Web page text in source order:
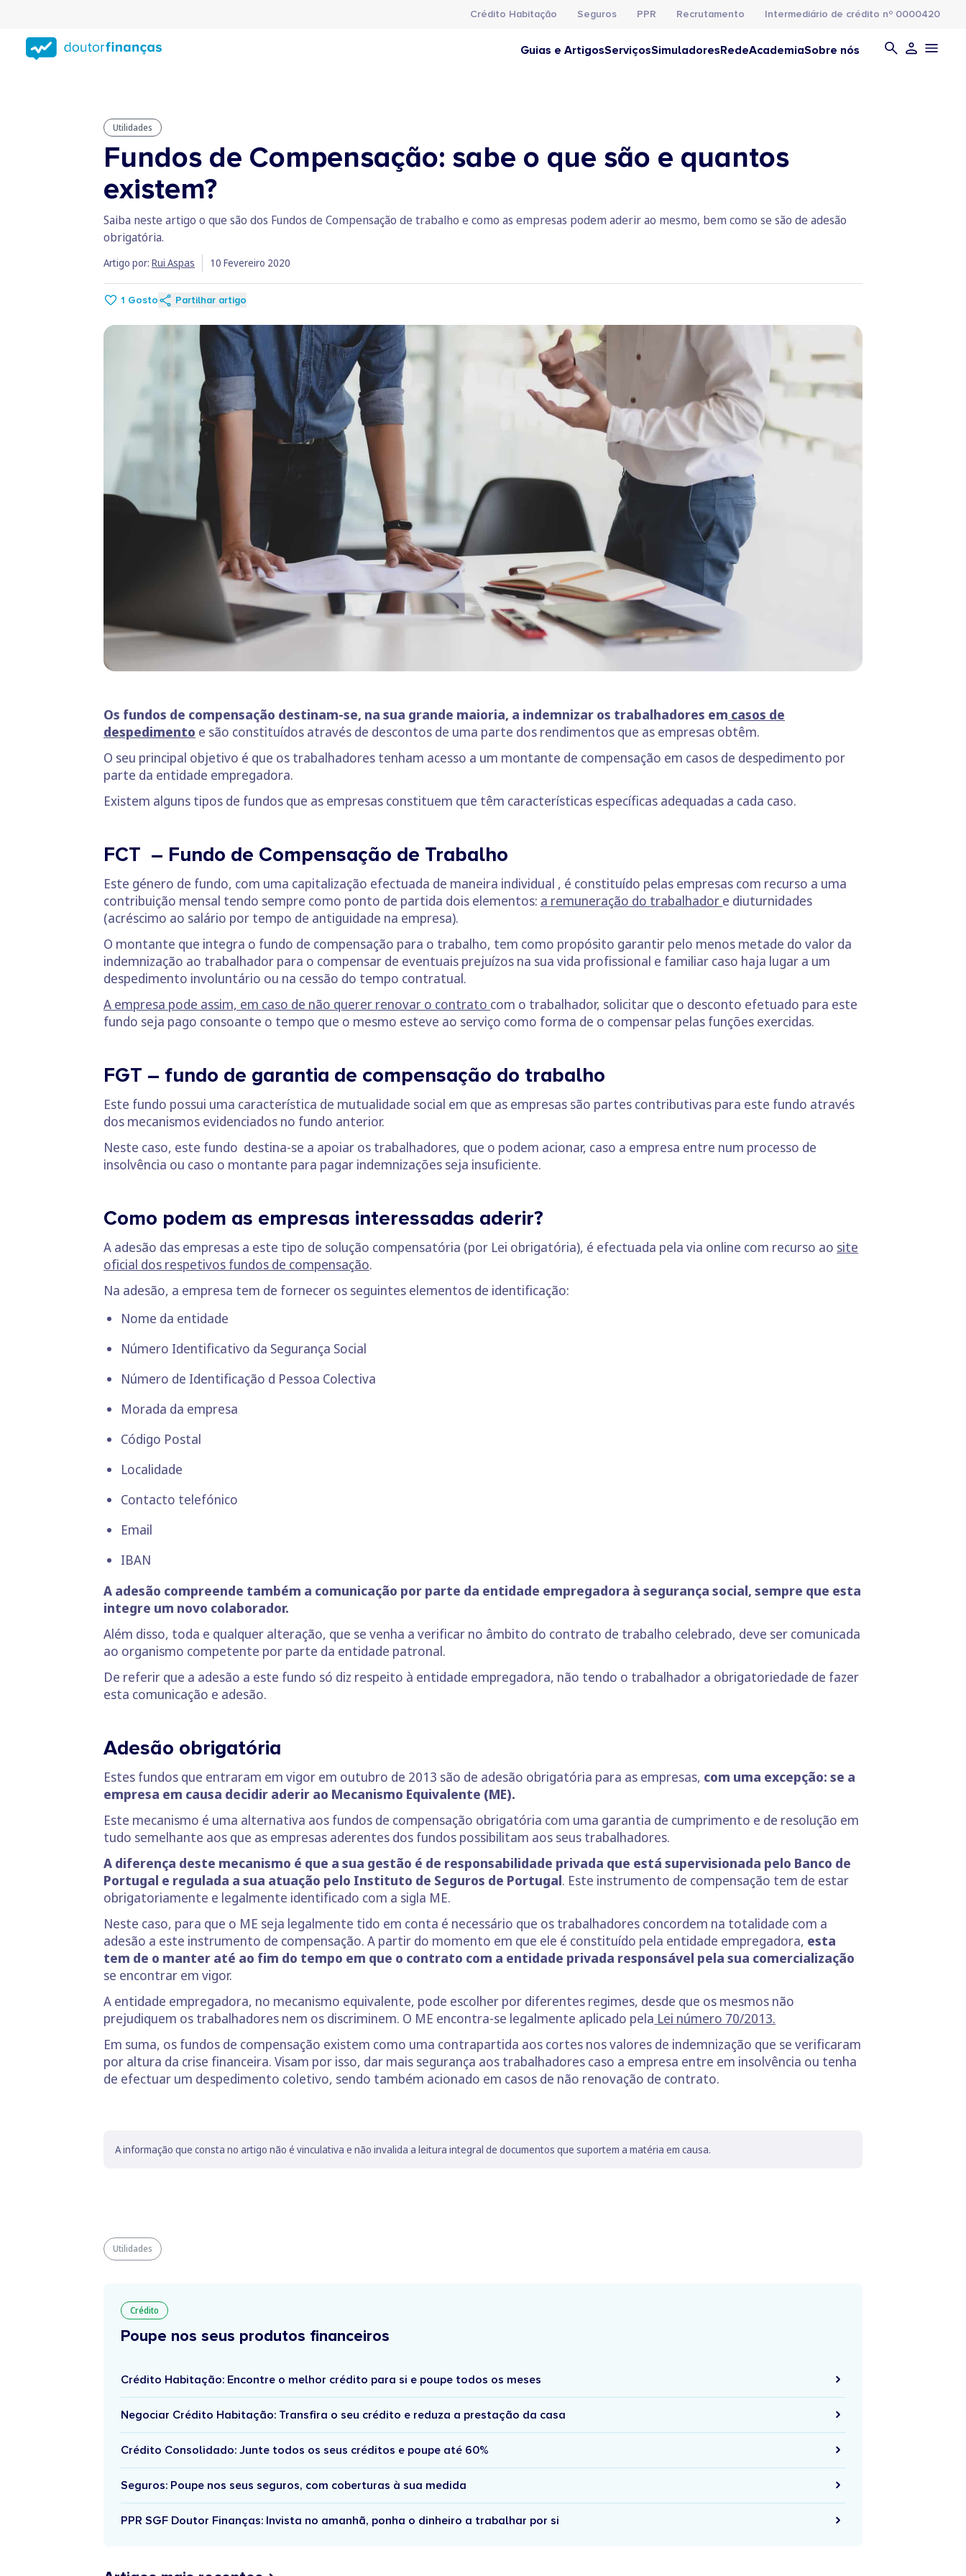
conteúdo
principal
Crédito Habitação Seguros PPR Recrutamento Intermediário de crédito nº 0000420
Guias e ArtigosServiçosSimuladoresRedeAcademiaSobre nós
Utilidades
Fundos de Compensação: sabe o que são e quantos
existem?
Saiba neste artigo o que são dos Fundos de Compensação de trabalho e como as empresas podem aderir ao mesmo, bem como se são de adesão
obrigatória.
Artigo por: Rui Aspas 10 Fevereiro 2020
1 Gosto Partilhar artigo
Os fundos de compensação destinam-se, na sua grande maioria, a indemnizar os trabalhadores em casos de
despedimento e são constituídos através de descontos de uma parte dos rendimentos que as empresas obtêm.
O seu principal objetivo é que os trabalhadores tenham acesso a um montante de compensação em casos de despedimento por
parte da entidade empregadora.
Existem alguns tipos de fundos que as empresas constituem que têm características específicas adequadas a cada caso.
FCT – Fundo de Compensação de Trabalho
Este género de fundo, com uma capitalização efectuada de maneira individual , é constituído pelas empresas com recurso a uma
contribuição mensal tendo sempre como ponto de partida dois elementos: a remuneração do trabalhador e diuturnidades
(acréscimo ao salário por tempo de antiguidade na empresa).
O montante que integra o fundo de compensação para o trabalho, tem como propósito garantir pelo menos metade do valor da
indemnização ao trabalhador para o compensar de eventuais prejuízos na sua vida profissional e familiar caso haja lugar a um
despedimento involuntário ou na cessão do tempo contratual.
A empresa pode assim, em caso de não querer renovar o contrato com o trabalhador, solicitar que o desconto efetuado para este
fundo seja pago consoante o tempo que o mesmo esteve ao serviço como forma de o compensar pelas funções exercidas.
FGT – fundo de garantia de compensação do trabalho
Este fundo possui uma característica de mutualidade social em que as empresas são partes contributivas para este fundo através
dos mecanismos evidenciados no fundo anterior.
Neste caso, este fundo destina-se a apoiar os trabalhadores, que o podem acionar, caso a empresa entre num processo de
insolvência ou caso o montante para pagar indemnizações seja insuficiente.
Como podem as empresas interessadas aderir?
A adesão das empresas a este tipo de solução compensatória (por Lei obrigatória), é efectuada pela via online com recurso ao site
oficial dos respetivos fundos de compensação.
Na adesão, a empresa tem de fornecer os seguintes elementos de identificação:
Nome da entidade
Número Identificativo da Segurança Social
Número de Identificação d Pessoa Colectiva
Morada da empresa
Código Postal
Localidade
Contacto telefónico
Email
IBAN
A adesão compreende também a comunicação por parte da entidade empregadora à segurança social, sempre que esta
integre um novo colaborador.
Além disso, toda e qualquer alteração, que se venha a verificar no âmbito do contrato de trabalho celebrado, deve ser comunicada
ao organismo competente por parte da entidade patronal.
De referir que a adesão a este fundo só diz respeito à entidade empregadora, não tendo o trabalhador a obrigatoriedade de fazer
esta comunicação e adesão.
Adesão obrigatória
Estes fundos que entraram em vigor em outubro de 2013 são de adesão obrigatória para as empresas, com uma excepção: se a
empresa em causa decidir aderir ao Mecanismo Equivalente (ME).
Este mecanismo é uma alternativa aos fundos de compensação obrigatória com uma garantia de cumprimento e de resolução em
tudo semelhante aos que as empresas aderentes dos fundos possibilitam aos seus trabalhadores.
A diferença deste mecanismo é que a sua gestão é de responsabilidade privada que está supervisionada pelo Banco de
Portugal e regulada a sua atuação pelo Instituto de Seguros de Portugal. Este instrumento de compensação tem de estar
obrigatoriamente e legalmente identificado com a sigla ME.
Neste caso, para que o ME seja legalmente tido em conta é necessário que os trabalhadores concordem na totalidade com a
adesão a este instrumento de compensação. A partir do momento em que ele é constituído pela entidade empregadora, esta
tem de o manter até ao fim do tempo em que o contrato com a entidade privada responsável pela sua comercialização
se encontrar em vigor.
A entidade empregadora, no mecanismo equivalente, pode escolher por diferentes regimes, desde que os mesmos não
prejudiquem os trabalhadores nem os discriminem. O ME encontra-se legalmente aplicado pela Lei número 70/2013.
Em suma, os fundos de compensação existem como uma contrapartida aos cortes nos valores de indemnização que se verificaram
por altura da crise financeira. Visam por isso, dar mais segurança aos trabalhadores caso a empresa entre em insolvência ou tenha
de efectuar um despedimento coletivo, sendo também acionado em casos de não renovação de contrato.
A informação que consta no artigo não é vinculativa e não invalida a leitura integral de documentos que suportem a matéria em causa.
Utilidades
Crédito
Poupe nos seus produtos financeiros
Crédito Habitação: Encontre o melhor crédito para si e poupe todos os meses
Negociar Crédito Habitação: Transfira o seu crédito e reduza a prestação da casa
Crédito Consolidado: Junte todos os seus créditos e poupe até 60%
Seguros: Poupe nos seus seguros, com coberturas à sua medida
PPR SGF Doutor Finanças: Invista no amanhã, ponha o dinheiro a trabalhar por si